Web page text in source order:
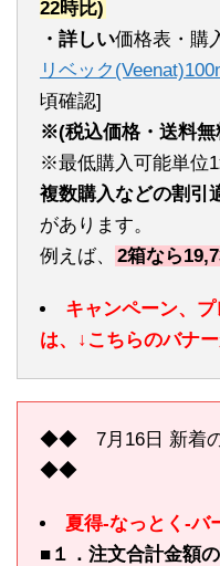
22時比)
・詳しい価格表・購
リベック
頃確認]
※(税込価格・送料無
※最低購入可能単位1
複数購入などの割引
があります。
例えば、
2箱なら
キャンペーン、
は、↓こちらのバナ
◆◆ 7月16日 新着
◆◆
夏得-なっとく-バ
■１．注文合計金額の